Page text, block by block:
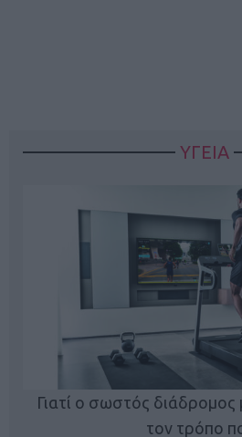
ΥΓΕΙΑ
Γιατί ο σωστός διάδρομος
τον τρόπο